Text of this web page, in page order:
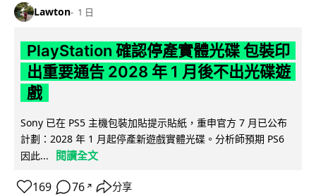
Lawton 1 日
PlayStation 確認停產實體光碟 包裝印
出重要通告 2028 年 1 月後不出光碟遊
戲
Sony 已在 PS5 主機包裝加貼提示貼紙，重申官方 7 月已公布
計劃：2028 年 1 月起停產新遊戲實體光碟。分析師預期 PS6
因此...
閱讀全文
169 76 ↗ 分享